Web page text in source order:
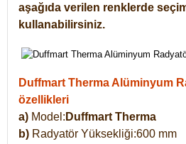
aşağıda verilen renklerde
kullanabilirsiniz.
Duffmart Therma Alüminyum
özellikleri
a) Model: Duffmart Therma
b) Radyatör Yüksekliği:600 mm